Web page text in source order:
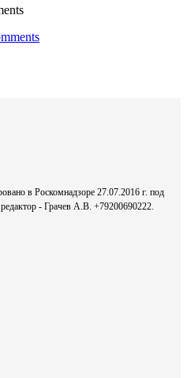
в Роскомнадзоре 27.07.2016 г. под
- Грачев А.В. +79200690222.